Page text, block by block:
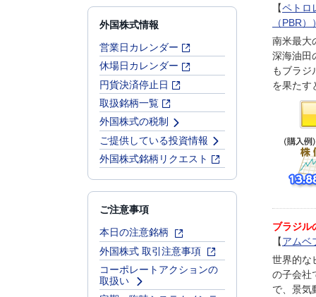
外国株式情報
営業日カレンダー
休場日カレンダー
円貨決済停止日
取扱銘柄一覧
外国株式の税制
ご提供している投資情報
外国株式銘柄リクエスト
ご注意事項
本日の注意銘柄
外国株式 取引注意事項
コーポレートアクションの
取扱い
【ペトロ
（PBR）
南米最大
深海油田
もブラジ
を果たす
ブラジル
【アムベ
世界的な
の子会社
で、景気